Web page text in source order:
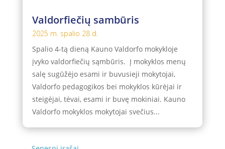
Valdorfiečių sambūris
2025 m. spalio 28 d.
Spalio 4-tą dieną Kauno Valdorfo mokykloje
įvyko valdorfiečių sąmbūris. Į mokyklos menų
salę sugūžėjo esami ir buvusieji mokytojai,
Valdorfo pedagogikos bei mokyklos kūrėjai ir
steigėjai, tėvai, esami ir buvę mokiniai. Kauno
Valdorfo mokyklos mokytojai svečius...